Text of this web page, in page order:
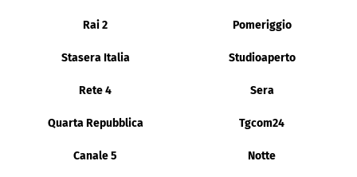
Rai 2 Pomeriggio
Stasera Italia Studioaperto
Rete 4 Sera
Quarta Repubblica Tgcom24
Canale 5 Notte